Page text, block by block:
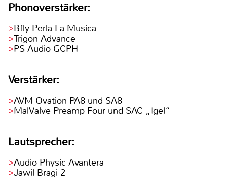
Phonoverstärker:
Bfly Perla La Musica
Trigon Advance
PS Audio GCPH
Verstärker:
AVM Ovation PA8 und SA8
MalValve Preamp Four und SAC „Igel“
Lautsprecher:
Audio Physic Avantera
Jawil Bragi 2